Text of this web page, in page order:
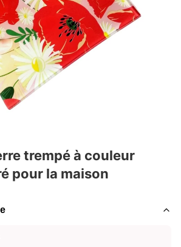
trempé à couleur
pour la maison